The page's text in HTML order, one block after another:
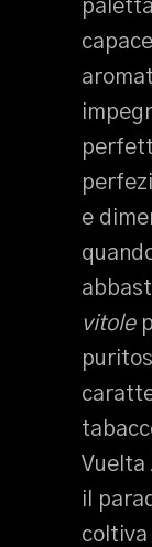
e
vitole
Vuelta
il